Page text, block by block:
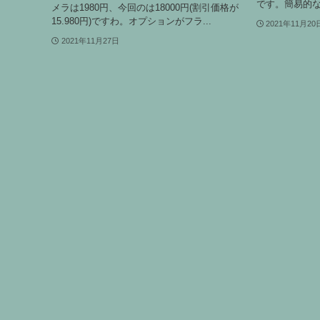
メラは1980円、今回のは18000円(割引価格が
15.980円)ですわ。オプションがフラ...
2021年11月27日
です。簡易的
2021年11月20